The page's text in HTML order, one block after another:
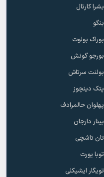
بشرا کارتال
بنگو
بوراک بولوت
بورجو گونش
بولنت سرتاش
پتک دینچوز
پهلوان حالمرادف
پینار دارجان
تان تاشچی
توبا یورت
تویگار ایشیکلی